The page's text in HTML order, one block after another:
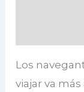
Los
viajar va